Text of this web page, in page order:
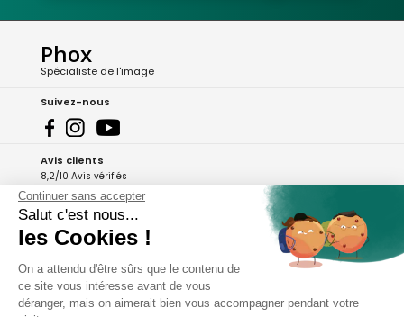
Phox
Spécialiste de l'image
Suivez-nous
Avis clients
8,2/10 Avis vérifiés
L'Appli Phox
A propos de Phox
Services et garanties
Continuer sans accepter
Salut c'est nous...
les Cookies !
On a attendu d'être sûrs que le contenu de
ce site vous intéresse avant de vous
déranger, mais on aimerait bien vous accompagner pendant votre